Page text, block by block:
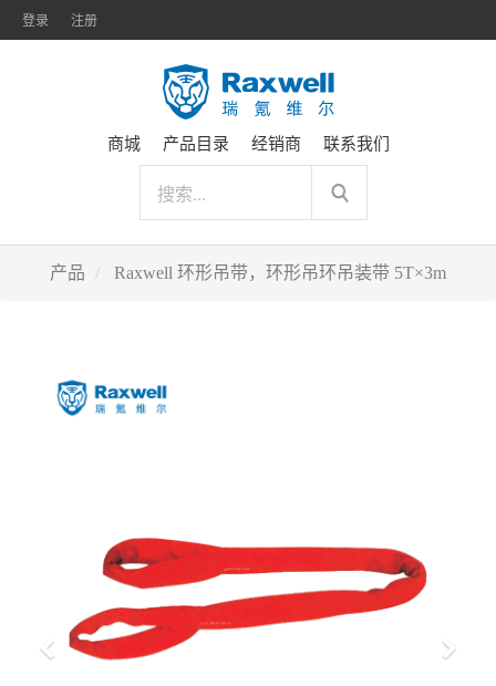
登录 注册
商城 产品目录 经销商 联系我们
产品 Raxwell 环形吊带，环形吊环吊装带 5T×3m
上
下